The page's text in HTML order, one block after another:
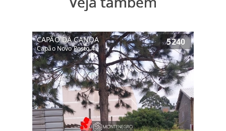
CAPÃO DA CANOA
Capão Novo Posto 4
5240